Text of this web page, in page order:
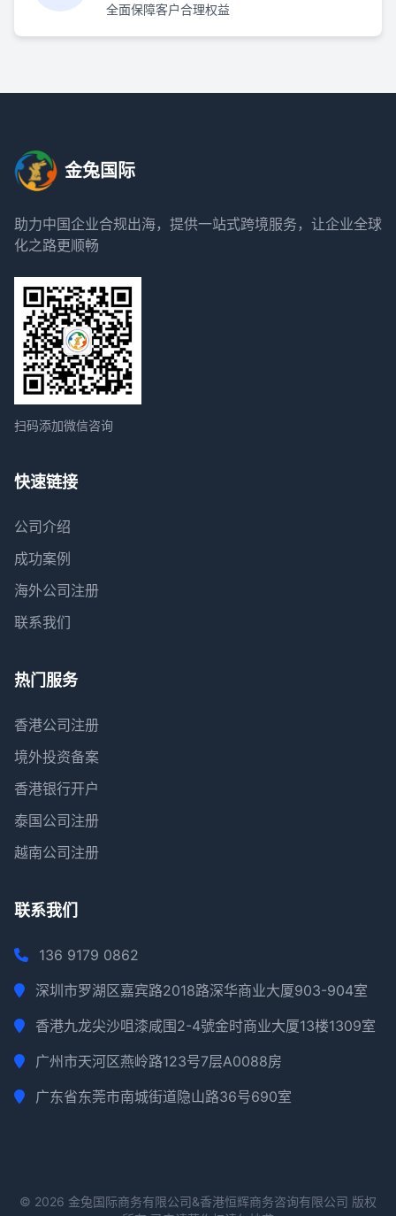
全面保障客户合理权益
金兔国际
助力中国企业合规出海，提供一站式跨境服务，让企业全球
化之路更顺畅
扫码添加微信咨询
快速链接
公司介绍
成功案例
海外公司注册
联系我们
热门服务
香港公司注册
境外投资备案
香港银行开户
泰国公司注册
越南公司注册
联系我们
136 9179 0862
深圳市罗湖区嘉宾路2018路深华商业大厦903-904室
香港九龙尖沙咀漆咸围2-4號金时商业大厦13楼1309室
广州市天河区燕岭路123号7层A0088房
广东省东莞市南城街道隐山路36号690室
© 2026 金兔国际商务有限公司&香港恒辉商务咨询有限公司 版权